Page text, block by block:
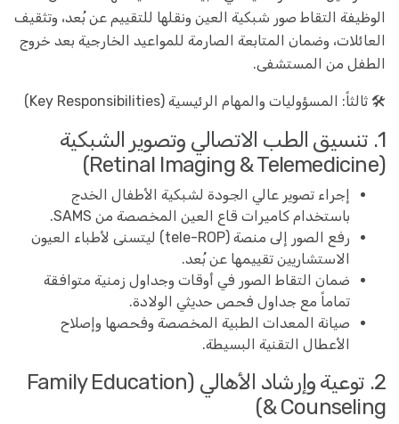
الوظيفة التقاط صور شبكية العين ونقلها للتقييم عن بُعد، وتثقيف
العائلات، وضمان المتابعة الصارمة للمواعيد الخارجية بعد خروج
الطفل من المستشفى.
🛠️ ثالثاً: المسؤوليات والمهام الرئيسية (Key Responsibilities)
1. تنسيق الطب الاتصالي وتصوير الشبكية
(Retinal Imaging & Telemedicine)
إجراء تصوير عالي الجودة لشبكية الأطفال الخدج
باستخدام كاميرات قاع العين المخصصة من SAMS.
رفع الصور إلى منصة (tele-ROP) ليتسنى لأطباء العيون
الاستشاريين تقييمها عن بُعد.
ضمان التقاط الصور في أوقات وجداول زمنية متوافقة
تماماً مع جداول فحص حديثي الولادة.
صيانة المعدات الطبية المخصصة وفحصها وإصلاح
الأعطال التقنية البسيطة.
2. توعية وإرشاد الأهالي (Family Education
& Counseling)